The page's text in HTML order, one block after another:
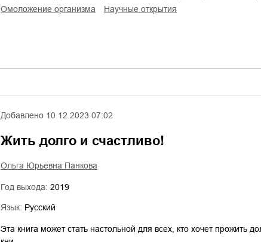
омоложение организма
научные открытия
Добавлено 10.12.2023 07:02
Жить долго и счастливо!
Ольга Юрьевна Панкова
Год выхода: 2019
Язык: Русский
Эта книга может стать настольной для всех, кто хочет прожить